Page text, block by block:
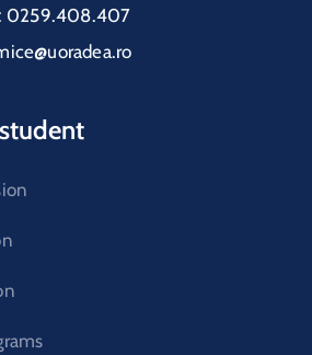
0259.408.407